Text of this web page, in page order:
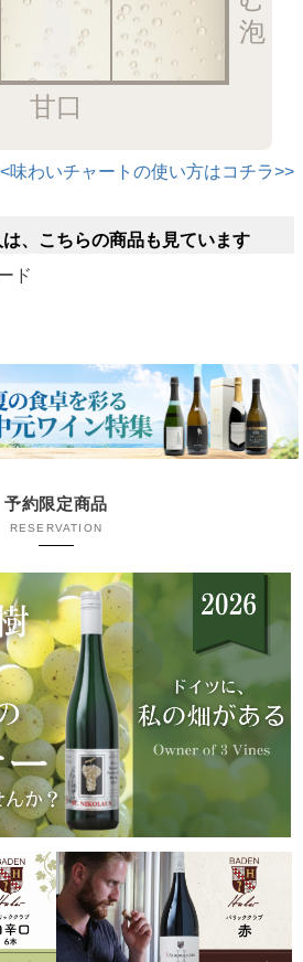
甘口
味わいチャートの使い方はコチラ>>
、こちらの商品も見ています
ド
予約限定商品
RESERVATION